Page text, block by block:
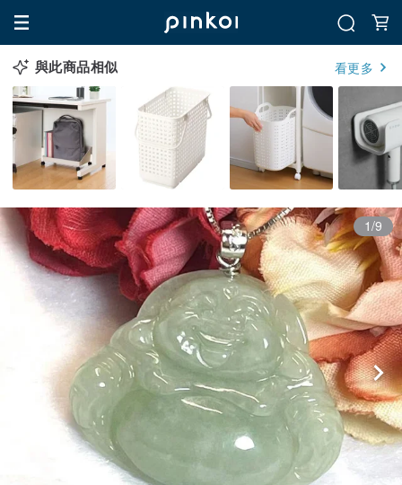
與此商品相似 看更多
1/9